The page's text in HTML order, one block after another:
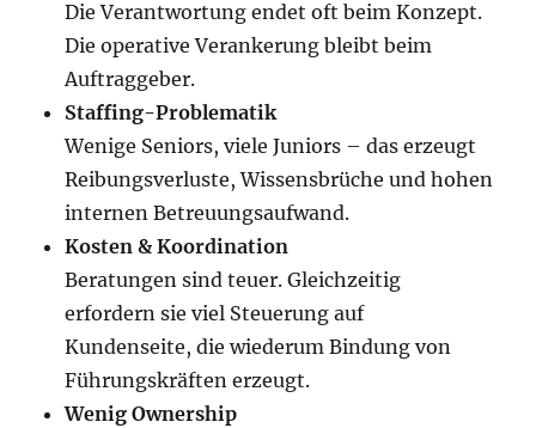
Die Verantwortung endet oft beim Konzept.
Die operative Verankerung bleibt beim
Auftraggeber.
Staffing-Problematik
Wenige Seniors, viele Juniors – das erzeugt
Reibungsverluste, Wissensbrüche und hohen
internen Betreuungsaufwand.
Kosten & Koordination
Beratungen sind teuer. Gleichzeitig
erfordern sie viel Steuerung auf
Kundenseite, die wiederum Bindung von
Führungskräften erzeugt.
Wenig Ownership